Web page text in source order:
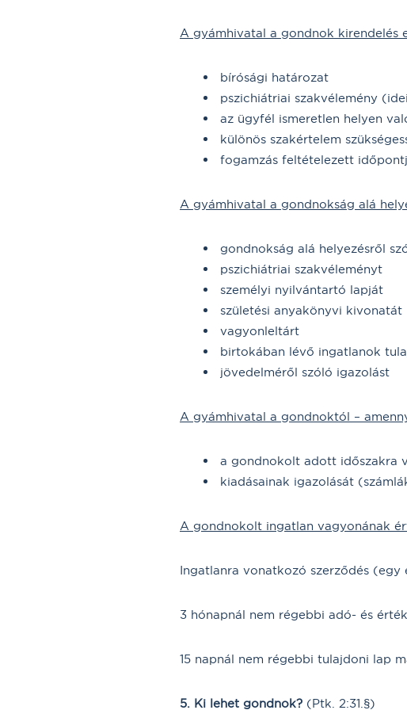
A gyámhivatal a gondnok kirendelés
bírósági határozat
pszichiátriai szakvélemény
az ügyfél ismeretlen helyen
különös szakértelem
fogamzás feltételezett
A gyámhivatal a gondnokság alá
gondnokság alá helyezésről
pszichiátriai szakvéleményt
személyi nyilvántartó lapját
születési anyakönyvi kivonatát
vagyonleltárt
birtokában lévő ingatlanok
jövedelméről szóló igazolást
A gyámhivatal a gondnoktól –
a gondnokolt adott időszakra
kiadásainak igazolását
A gondnokolt ingatlan vagyonának
Ingatlanra vonatkozó szerződés (egy
3 hónapnál nem régebbi adó- és
15 napnál nem régebbi tulajdoni lap
5. Ki lehet gondnok? (Ptk. 2:31.§)